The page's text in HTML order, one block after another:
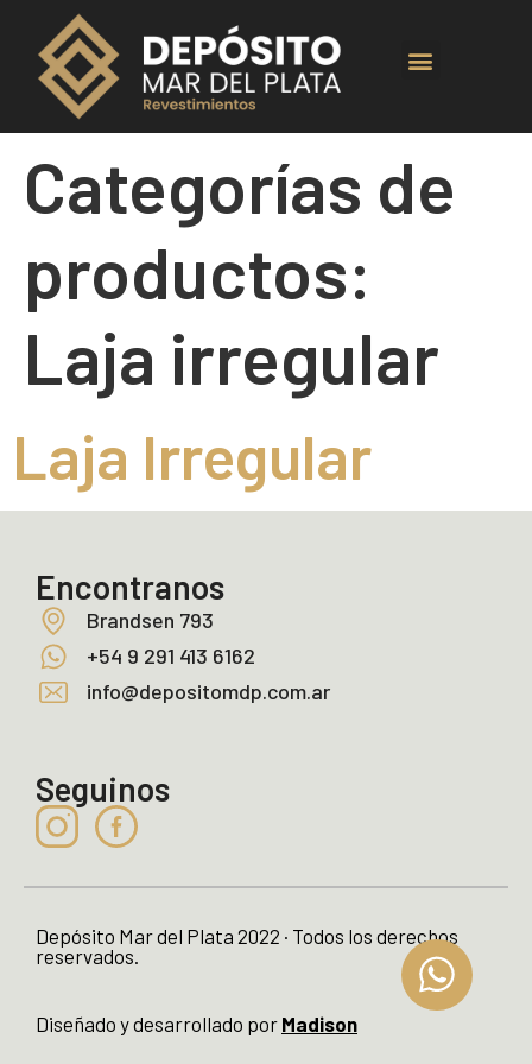
Categorías de
productos:
Laja irregular
Laja Irregular
Encontranos
Brandsen 793
+54 9 291 413 6162
info@depositomdp.com.ar
Seguinos
Depósito Mar del Plata 2022 · Todos los derechos
reservados.
Diseñado y desarrollado por Madison